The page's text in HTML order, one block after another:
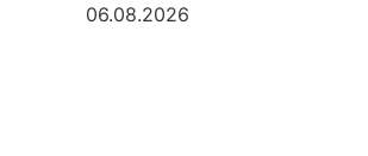
06.08.2026